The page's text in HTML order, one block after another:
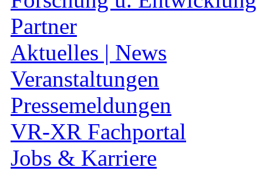
Partner
Aktuelles | News
Veranstaltungen
Pressemeldungen
VR-XR Fachportal
Jobs & Karriere